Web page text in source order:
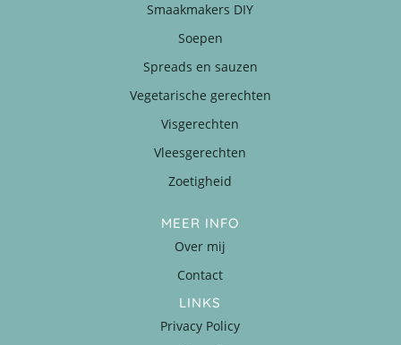
Smaakmakers DIY
Soepen
Spreads en sauzen
Vegetarische gerechten
Visgerechten
Vleesgerechten
Zoetigheid
MEER INFO
Over mij
Contact
LINKS
Privacy Policy